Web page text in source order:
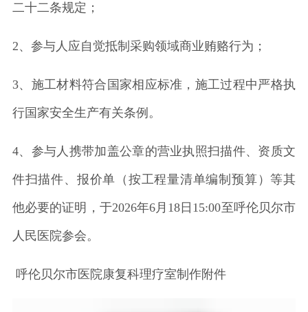
二十二条规定；
2、参与人应自觉抵制采购领域商业贿赂行为；
3、施工材料符合国家相应标准，施工过程中严格执
行国家安全生产有关条例。
4、参与人携带加盖公章的营业执照扫描件、资质文
件扫描件、报价单（按工程量清单编制预算）等其
他必要的证明，于2026年6月18日15:00至呼伦贝尔市
人民医院参会。
呼伦贝尔市医院康复科理疗室制作附件